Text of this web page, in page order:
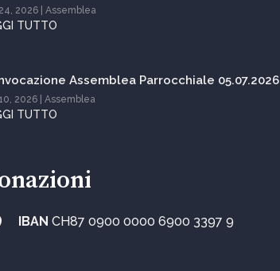
2026| Assemblea
TUTTO
Assemblea Parrocchiale 05.07.2026
2026| Assemblea
TUTTO
IBAN CH87 0900 0000 6900 3397 9